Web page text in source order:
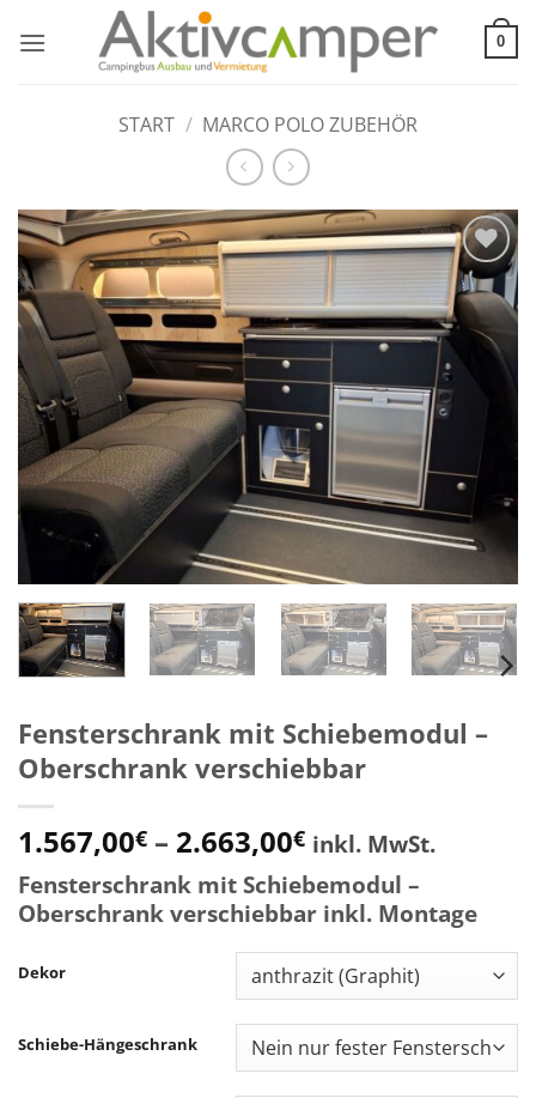
Inhalt
0
START / MARCO POLO ZUBEHÖR
Add to
wishlist
Fensterschrank mit Schiebemodul –
Oberschrank verschiebbar
1.567,00€ – 2.663,00€Preisspanne:
1.567,00€
bis
2.663,00€
inkl. MwSt.
Fensterschrank mit Schiebemodul –
Oberschrank verschiebbar inkl. Montage
Dekor
Schiebe-Hängeschrank